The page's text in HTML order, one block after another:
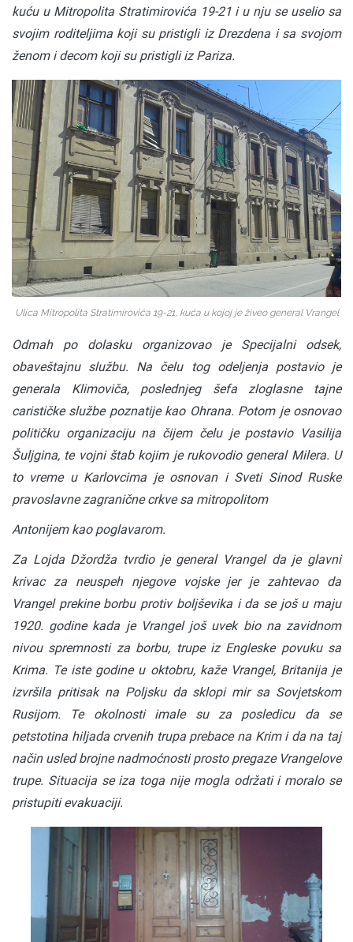
kuću u Mitropolita Stratimirovića 19-21 i u nju se uselio sa
svojim roditeljima koji su pristigli iz Drezdena i sa svojom
ženom i decom koji su pristigli iz Pariza.
Ulica Mitropolita Stratimirovića 19-21, kuća u kojoj je živeo general Vrangel
Odmah po dolasku organizovao je Specijalni odsek,
obaveštajnu službu. Na čelu tog odeljenja postavio je
generala Klimoviča, poslednjeg šefa zloglasne tajne
carističke službe poznatije kao Ohrana. Potom je osnovao
političku organizaciju na čijem čelu je postavio Vasilija
Šuljgina, te vojni štab kojim je rukovodio general Milera. U
to vreme u Karlovcima je osnovan i Sveti Sinod Ruske
pravoslavne zagranične crkve sa mitropolitom
Antonijem kao poglavarom.
Za Lojda Džordža tvrdio je general Vrangel da je glavni
krivac za neuspeh njegove vojske jer je zahtevao da
Vrangel prekine borbu protiv boljševika i da se još u maju
1920. godine kada je Vrangel još uvek bio na zavidnom
nivou spremnosti za borbu, trupe iz Engleske povuku sa
Krima. Te iste godine u oktobru, kaže Vrangel, Britanija je
izvršila pritisak na Poljsku da sklopi mir sa Sovjetskom
Rusijom. Te okolnosti imale su za posledicu da se
petstotina hiljada crvenih trupa prebace na Krim i da na taj
način usled brojne nadmoćnosti prosto pregaze Vrangelove
trupe. Situacija se iza toga nije mogla održati i moralo se
pristupiti evakuaciji.